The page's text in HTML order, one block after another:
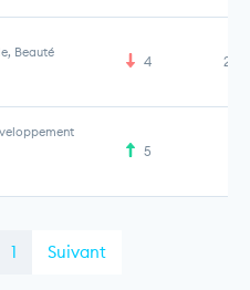
Beauté
4
5
1 Suivant